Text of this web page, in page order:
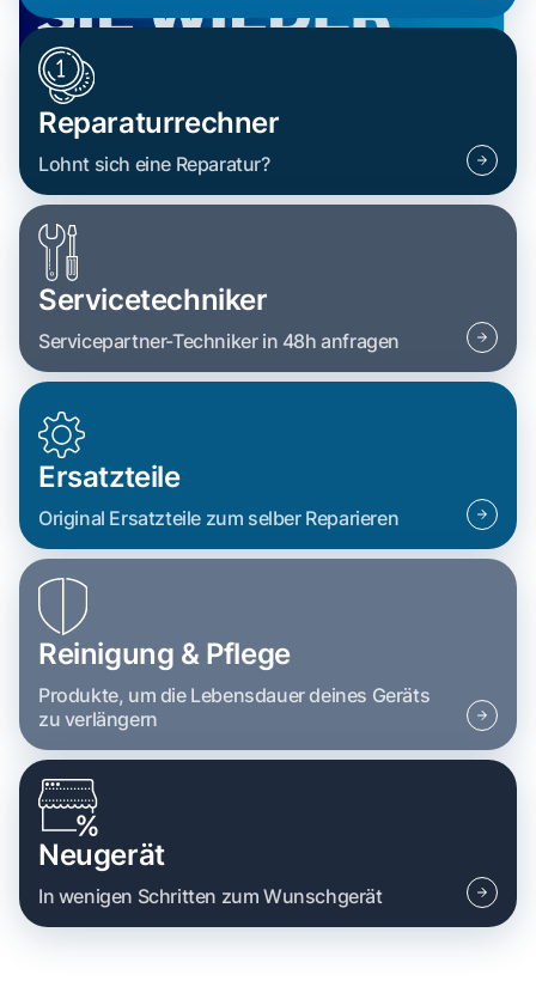
Reparaturrechner
Lohnt sich eine Reparatur?
Servicetechniker
Servicepartner-Techniker in 48h anfragen
Ersatzteile
Original Ersatzteile zum selber Reparieren
Reinigung & Pflege
Produkte, um die Lebensdauer deines Geräts
zu verlängern
Neugerät
In wenigen Schritten zum Wunschgerät